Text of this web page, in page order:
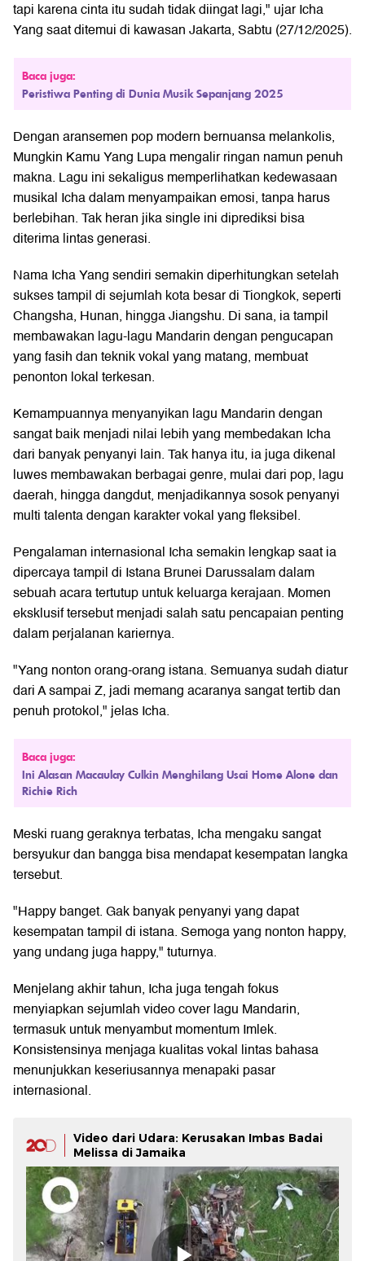
tapi karena cinta itu sudah tidak diingat lagi," ujar Icha
Yang saat ditemui di kawasan Jakarta, Sabtu (27/12/2025).
Baca juga:
Peristiwa Penting di Dunia Musik Sepanjang 2025
Dengan aransemen pop modern bernuansa melankolis,
Mungkin Kamu Yang Lupa mengalir ringan namun penuh
makna. Lagu ini sekaligus memperlihatkan kedewasaan
musikal Icha dalam menyampaikan emosi, tanpa harus
berlebihan. Tak heran jika single ini diprediksi bisa
diterima lintas generasi.
Nama Icha Yang sendiri semakin diperhitungkan setelah
sukses tampil di sejumlah kota besar di Tiongkok, seperti
Changsha, Hunan, hingga Jiangshu. Di sana, ia tampil
membawakan lagu-lagu Mandarin dengan pengucapan
yang fasih dan teknik vokal yang matang, membuat
penonton lokal terkesan.
Kemampuannya menyanyikan lagu Mandarin dengan
sangat baik menjadi nilai lebih yang membedakan Icha
dari banyak penyanyi lain. Tak hanya itu, ia juga dikenal
luwes membawakan berbagai genre, mulai dari pop, lagu
daerah, hingga dangdut, menjadikannya sosok penyanyi
multi talenta dengan karakter vokal yang fleksibel.
Pengalaman internasional Icha semakin lengkap saat ia
dipercaya tampil di Istana Brunei Darussalam dalam
sebuah acara tertutup untuk keluarga kerajaan. Momen
eksklusif tersebut menjadi salah satu pencapaian penting
dalam perjalanan kariernya.
"Yang nonton orang-orang istana. Semuanya sudah diatur
dari A sampai Z, jadi memang acaranya sangat tertib dan
penuh protokol," jelas Icha.
Baca juga:
Ini Alasan Macaulay Culkin Menghilang Usai Home Alone dan
Richie Rich
Meski ruang geraknya terbatas, Icha mengaku sangat
bersyukur dan bangga bisa mendapat kesempatan langka
tersebut.
"Happy banget. Gak banyak penyanyi yang dapat
kesempatan tampil di istana. Semoga yang nonton happy,
yang undang juga happy," tuturnya.
Menjelang akhir tahun, Icha juga tengah fokus
menyiapkan sejumlah video cover lagu Mandarin,
termasuk untuk menyambut momentum Imlek.
Konsistensinya menjaga kualitas vokal lintas bahasa
menunjukkan keseriusannya menapaki pasar
internasional.
Video dari Udara: Kerusakan Imbas Badai
Melissa di Jamaika